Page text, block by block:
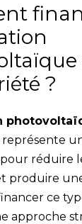
?
représente
réduire
produire
ce
approche